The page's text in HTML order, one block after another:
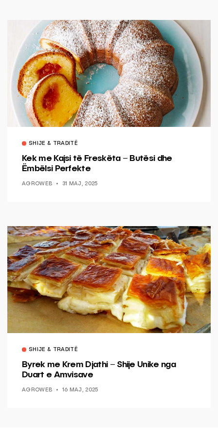
SHIJE & TRADITË
Kek me Kajsi të Freskëta – Butësi dhe
Ëmbëlsi Perfekte
AGROWEB 31 MAJ, 2025
SHIJE & TRADITË
Byrek me Krem Djathi – Shije Unike nga
Duart e Amvisave
AGROWEB 16 MAJ, 2025